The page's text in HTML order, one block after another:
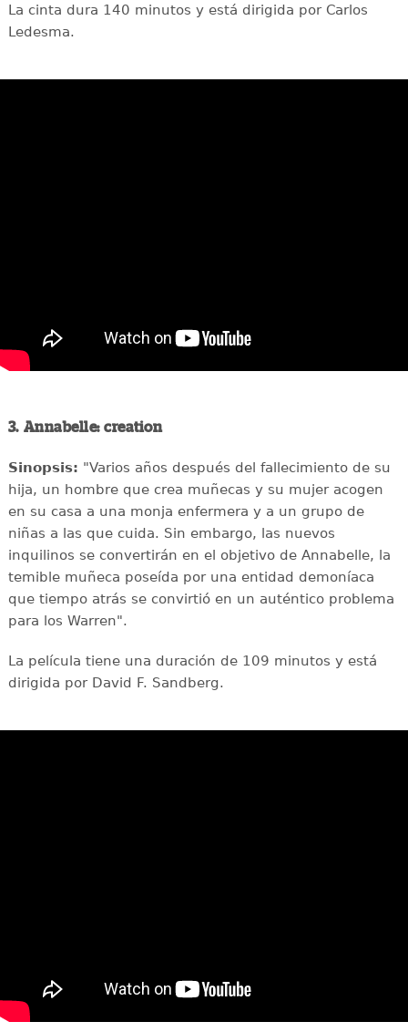
La cinta dura 140 minutos y está dirigida por Carlos
Ledesma.
3. Annabelle: creation
Sinopsis: "Varios años después del fallecimiento de su
hija, un hombre que crea muñecas y su mujer acogen
en su casa a una monja enfermera y a un grupo de
niñas a las que cuida. Sin embargo, las nuevos
inquilinos se convertirán en el objetivo de Annabelle, la
temible muñeca poseída por una entidad demoníaca
que tiempo atrás se convirtió en un auténtico problema
para los Warren".
La película tiene una duración de 109 minutos y está
dirigida por David F. Sandberg.